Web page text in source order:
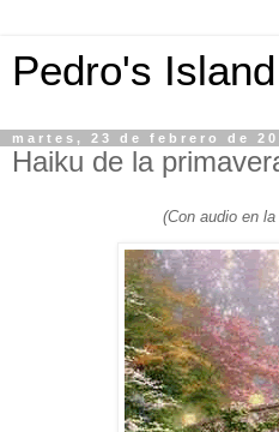
Pedro's Island
martes, 23 de febrero de
Haiku de la
(Con audio en